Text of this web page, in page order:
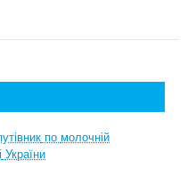
по молочній
України